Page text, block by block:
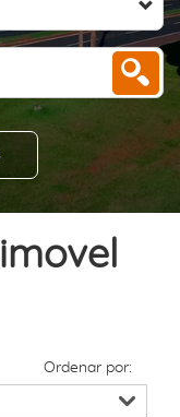
Ordenar por: